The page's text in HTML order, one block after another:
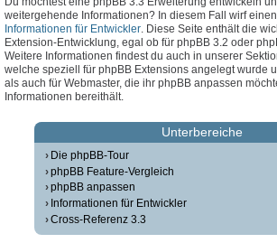
weitergehende Informationen? In diesem Fall wirf
Informationen für Entwickler . Diese Seite enthält die
Extension-Entwicklung, egal ob für phpBB 3.2 oder
Weitere Informationen findest du auch in unserer
welche speziell für phpBB Extensions angelegt wurde
als auch für Webmaster, die ihr phpBB anpassen
Informationen bereithält.
Unterbereiche
Die phpBB-Tour
phpBB Feature-Vergleich
phpBB anpassen
Informationen für Entwickler
Cross-Referenz 3.3